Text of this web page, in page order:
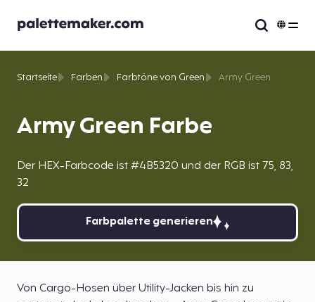
Army Green Farbe
Der HEX-Farbcode ist #4B5320 und der RGB ist 75, 83,
32
Startseite Farben Farbtöne von Green Army Green
Farbpalette generieren
Von Cargo-Hosen über Utility-Jacken bis hin zu